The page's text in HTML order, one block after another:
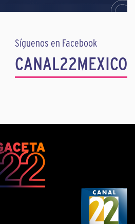
Síguenos en Facebook
CANAL22MEXICO